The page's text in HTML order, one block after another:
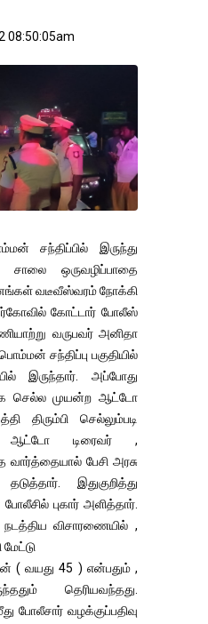
08:50:05am
சந்திப்பில் இருந்து
ஒருவழிப்பாதை
வடீவீஸ்வரம் நோக்கி
கோட்டார் போலீஸ்
வருபவர் அனிதா
சந்திப்பு பகுதியில்
இருந்தார். அப்போது
செல்ல முயன்ற ஆட்டோ
திரும்பி செல்லும்படி
ஆட்டோ டிரைவர் ,
வார்த்தையால் பேசி அரசு
இதுகுறித்து
புகார் அளித்தார்.
விசாரணையில் ,
( வயது 45 ) என்பதும் ,
தெரியவந்தது.
போலீசார் வழக்குப்பதிவு